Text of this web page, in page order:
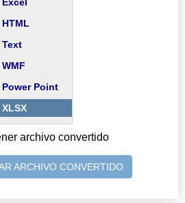
HTML
Text
WMF
Power Point
XLSX
archivo convertido
ARCHIVO CONVERTIDO